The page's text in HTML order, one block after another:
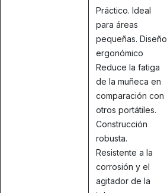
Práctico. Ideal
para áreas
pequeñas. Diseño
ergonómico
Reduce la fatiga
de la muñeca en
comparación con
otros portátiles.
Construcción
robusta.
Resistente a la
corrosión y el
agitador de la